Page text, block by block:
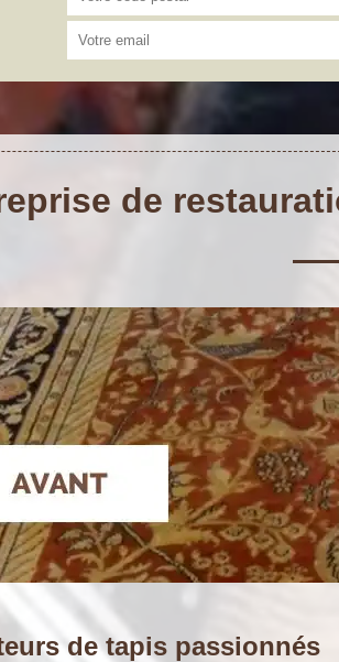
de
de tapis passionnés